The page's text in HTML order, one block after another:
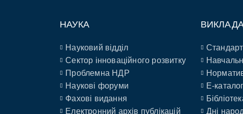
НАУКА
Науковий відділ
Сектор інноваційного розвитку
Проблемна НДР
Наукові форуми
Фахові видання
Електронний архів публікацій
E-
Дні